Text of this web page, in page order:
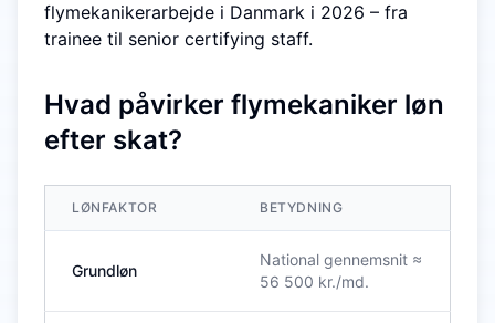
flymekanikerarbejde i Danmark i 2026 – fra
trainee til senior certifying staff.
Hvad påvirker flymekaniker løn
efter skat?
LØNFAKTOR BETYDNING
Grundløn
National gennemsnit ≈
56 500 kr./md.